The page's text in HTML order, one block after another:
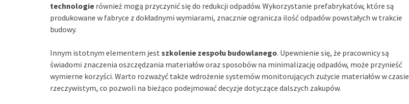
technologie również mogą przyczynić się do redukcji odpadów. Wykorzystanie prefabrykatów, które są
produkowane w fabryce z dokładnymi wymiarami, znacznie ogranicza ilość odpadów powstałych w trakcie
budowy.
Innym istotnym elementem jest szkolenie zespołu budowlanego. Upewnienie się, że pracownicy są
świadomi znaczenia oszczędzania materiałów oraz sposobów na minimalizację odpadów, może przynieść
wymierne korzyści. Warto rozważyć także wdrożenie systemów monitorujących zużycie materiałów w czasie
rzeczywistym, co pozwoli na bieżąco podejmować decyzje dotyczące dalszych zakupów.